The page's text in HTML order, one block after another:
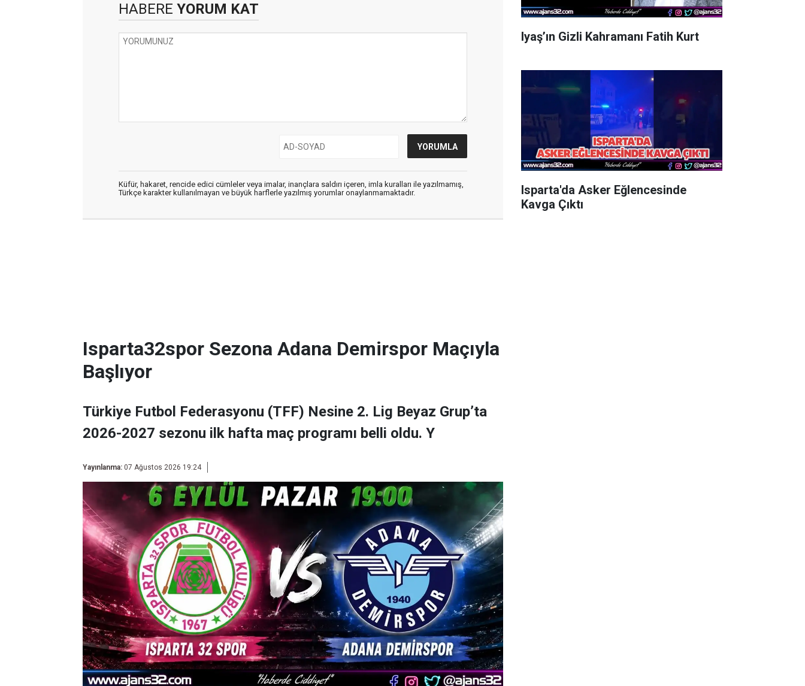
HABERE YORUM KAT
Küfür, hakaret, rencide edici cümleler veya imalar, inançlara saldırı içeren, imla kuralları ile yazılmamış,
Türkçe karakter kullanılmayan ve büyük harflerle yazılmış yorumlar onaylanmamaktadır.
Isparta32spor Sezona Adana Demirspor Maçıyla
Başlıyor
Türkiye Futbol Federasyonu (TFF) Nesine 2. Lig Beyaz Grup’ta
2026-2027 sezonu ilk hafta maç programı belli oldu. Y
Yayınlanma: 07 Ağustos 2026 19:24
Iyaş’ın Gizli Kahramanı Fatih Kurt
Isparta'da Asker Eğlencesinde
Kavga Çıktı